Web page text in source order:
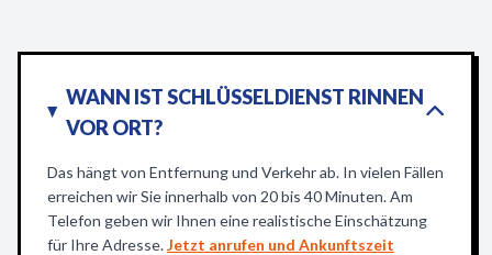
WANN IST SCHLÜSSELDIENST RINNEN
VOR ORT?
Das hängt von Entfernung und Verkehr ab. In vielen Fällen
erreichen wir Sie innerhalb von 20 bis 40 Minuten. Am
Telefon geben wir Ihnen eine realistische Einschätzung
für Ihre Adresse.Jetzt anrufen und Ankunftszeit